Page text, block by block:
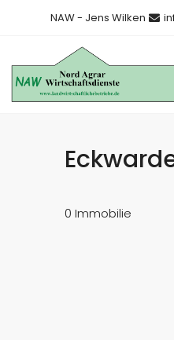
NAW - Jens Wilken
0 Immobilie